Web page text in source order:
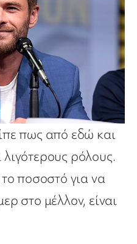
πως από εδώ και
ρόλους.
ποσοστό για να
στο μέλλον, είναι